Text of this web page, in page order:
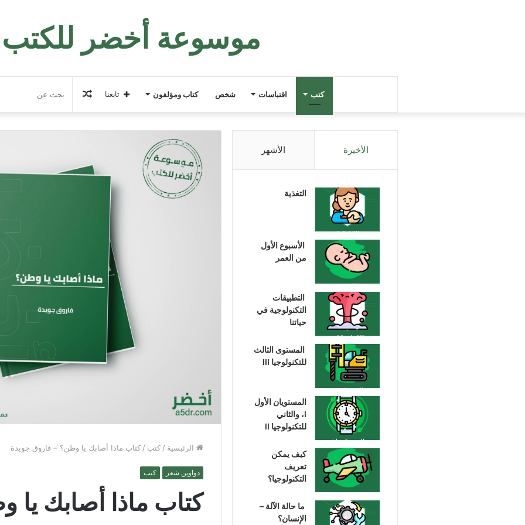
موسوعة أخضر للكتب
كتب اقتباسات شخص كتاب ومؤلفون مقال
عشوائي
تابعنا
الرئيسية / كتب / كتاب ماذا أصابك يا وطن؟ – فاروق جويدة
دواوين شعر كتب
كتاب ماذا أصابك يا
الأخيرة الأشهر
التغذية
الأسبوع الأول
من العمر
التطبيقات
التكنولوجية في
حياتنا
المستوى الثالث
للتكنولوجيا III
المستويان الأول
I، والثاني
للتكنولوجيا II
كيف يمكن
تعريف
التكنولوجيا؟
ما حالة الآلة –
الإنسان؟